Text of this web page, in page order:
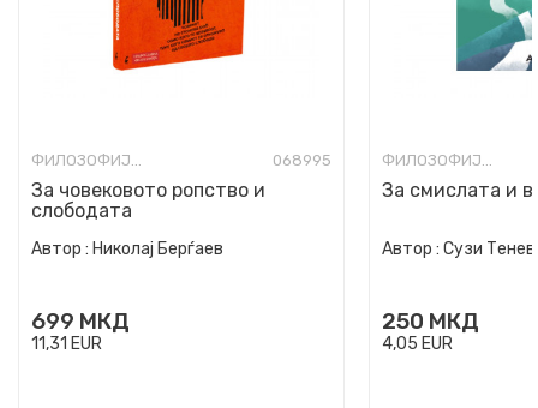
ФИЛОЗОФИЈА И СВЕТОГЛЕД 068995
За човековото ропство и
слободата
Автор : Николај Берѓаев
699 МКД
11,31 EUR
ФИЛОЗОФИЈА И СВЕТОГЛЕД
За смислата и
Автор : Сузи
250 МКД
4,05 EUR